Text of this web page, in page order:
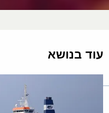
עוד בנושא